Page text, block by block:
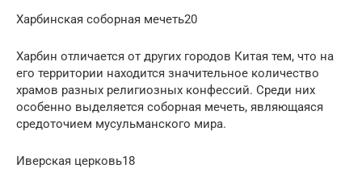
Харбинская соборная мечеть20
Харбин отличается от других городов Китая тем, что на
его территории находится значительное количество
храмов разных религиозных конфессий. Среди них
особенно выделяется соборная мечеть, являющаяся
средоточием мусульманского мира.
Иверская церковь18